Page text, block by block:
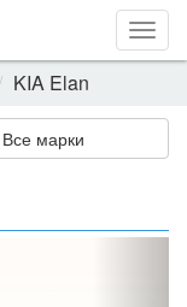
KIA Elan
Все марки